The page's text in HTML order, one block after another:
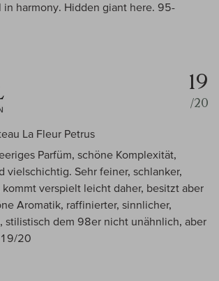
in harmony. Hidden giant here. 95-
19
/20
La Fleur Petrus
Parfüm, schöne Komplexität,
vielschichtig. Sehr feiner, schlanker,
kommt verspielt leicht daher, besitzt aber
Aromatik, raffinierter, sinnlicher,
stilistisch dem 98er nicht unähnlich, aber
19/20